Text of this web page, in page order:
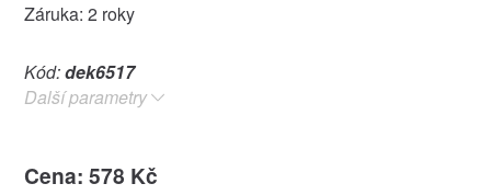
Záruka: 2 roky
Kód:dek6517
Další parametry
Cena: 578 Kč